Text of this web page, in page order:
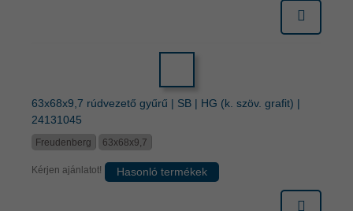
63x68x9,7 rúdvezető gyűrű | SB | HG (k. szöv. grafit) |
24131045
Freudenberg 63x68x9,7
Kérjen ajánlatot! Hasonló termékek